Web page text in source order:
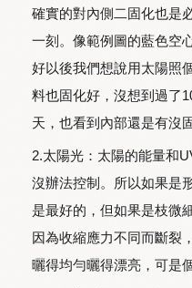
確實的對內側二固化也是
一刻。像範例圖的藍色空
好以後我們想說用太陽照
料也固化好，沒想到過了
天，也看到內部還是有沒
2.太陽光：太陽的能量和
沒辦法控制。所以如果是
是最好的，但如果是枝微
因為收縮應力不同而斷裂
曬得均勻曬得漂亮，可是